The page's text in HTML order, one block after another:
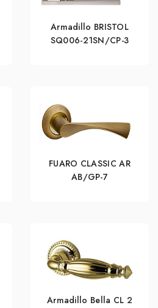
Armadillo BRISTOL
SQ006-21SN/CP-3
FUARO CLASSIC AR
AB/GP-7
Armadillo Bella CL 2